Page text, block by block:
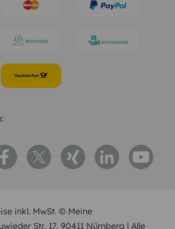
inkl. MwSt. © Meine
Str, 17, 90411 Nürnberg | Alle